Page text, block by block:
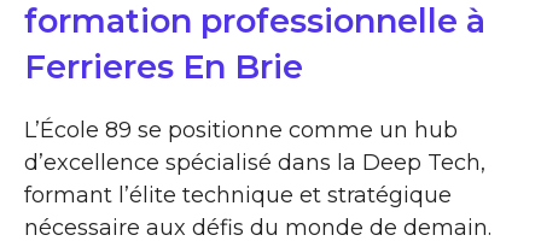
formation professionnelle à
Ferrieres En Brie
L’École 89 se positionne comme un hub
d’excellence spécialisé dans la Deep Tech,
formant l’élite technique et stratégique
nécessaire aux défis du monde de demain.